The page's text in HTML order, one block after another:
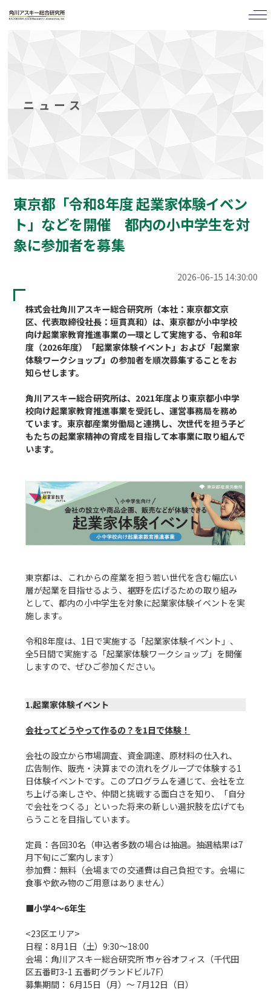
ニュース
東京都「令和8年度 起業家体験イベン
ト」などを開催 都内の小中学生を対
象に参加者を募集
2026-06-15 14:30:00
株式会社角川アスキー総合研究所（本社：東京都文京
区、代表取締役社長：垣貫真和）は、東京都が小中学校
向け起業家教育推進事業の一環として実施する、令和8年
度（2026年度）「起業家体験イベント」および「起業家
体験ワークショップ」の参加者を順次募集することをお
知らせします。
角川アスキー総合研究所は、2021年度より東京都小中学
校向け起業家教育推進事業を受託し、運営事務局を務め
ています。東京都産業労働局と連携し、次世代を担う子ど
もたちの起業家精神の育成を目指して本事業に取り組んで
東京都は、これからの産業を担う若い世代を含む幅広い
層が起業を目指せるよう、裾野を広げるための取り組み
として、都内の小中学生を対象に起業家体験イベントを実
施します。
令和8年度は、1日で実施する「起業家体験イベント」、
全5日間で実施する「起業家体験ワークショップ」を開催
しますので、ぜひご参加ください。
1.起業家体験イベント
会社ってどうやって作るの？を1日で体験！
会社の設立から市場調査、資金調達、原材料の仕入れ、
広告制作、販売・決算までの流れをグループで体験する1
日体験イベントです。このプログラムを通じて、会社を立
ち上げる楽しさや、仲間と挑戦する面白さを知り、「自分
で会社をつくる」といった将来の新しい選択肢を広げても
らうことを目指しています。
定員：各回30名（申込者多数の場合は抽選。抽選結果は7
月下旬にご案内します）
参加費：無料（会場までの交通費は自己負担です。会場に
食事や飲み物のご用意はありません）
■小学4〜6年生
<23区エリア>
日程：8月1日（土）9:30〜18:00
会場：角川アスキー総合研究所 市ヶ谷オフィス（千代田
区五番町3-1 五番町グランドビル7F）
募集期間： 6月15日（月）〜 7月12日（日）